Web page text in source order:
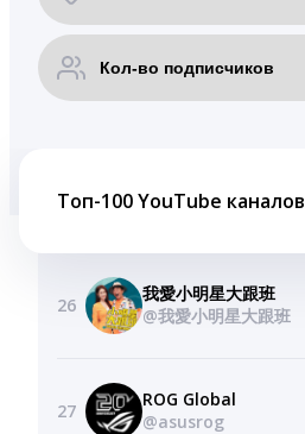
Топ-100 YouTube каналов
26
我愛小明星大跟班
@我愛小明星大跟班
27
ROG Global
@asusrog